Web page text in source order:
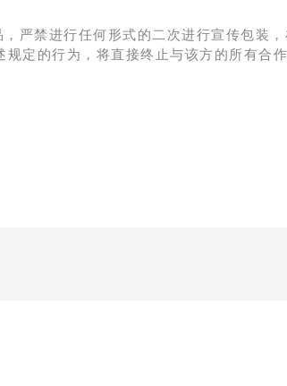
严禁进行任何形式的二次进行宣传包装
定的行为，将直接终止与该方的所有合作